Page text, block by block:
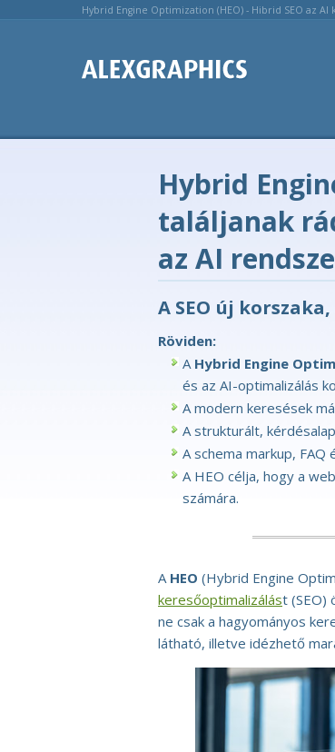
Hybrid Engine Optimization (HEO) - Hibrid SEO az AI
Hybrid
találjanak
az AI
A SEO új
Röviden:
A Hybrid Engine
és az AI-optimalizálás
A modern keresések
A strukturált,
A schema markup,
A HEO célja, hogy a
számára.
A HEO (Hybrid Engine
keresőoptimalizálást (SEO)
ne csak a hagyományos
látható, illetve idézhető